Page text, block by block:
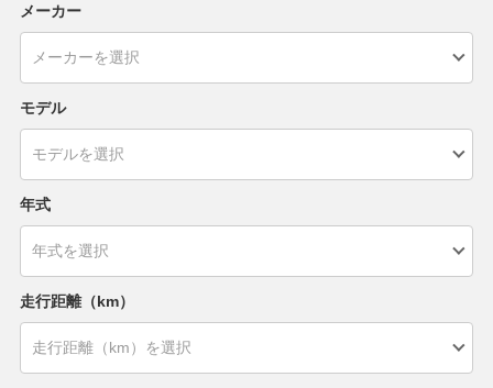
メーカー
モデル
年式
走行距離（km）